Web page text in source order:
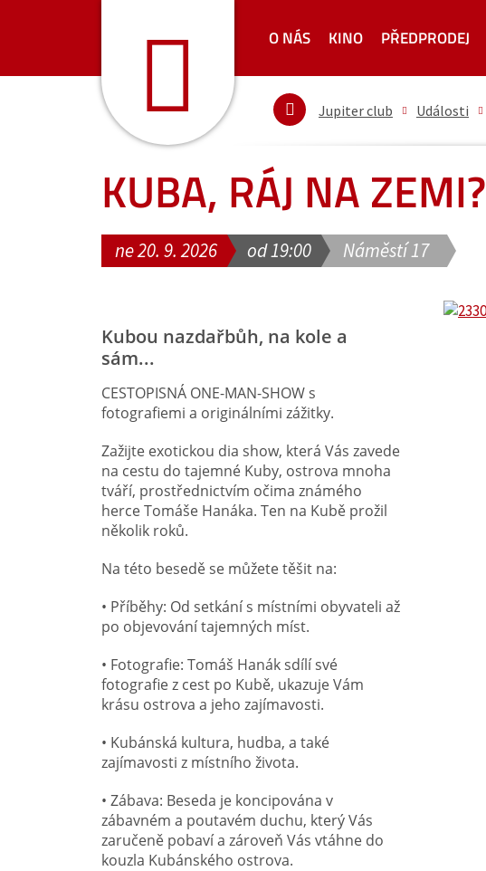
O NÁS KINO PŘEDPRODEJ
Jupiter club Události
KUBA, RÁJ NA ZEMI?
ne 20. 9. 2026 od 19:00 Náměstí 17
Kubou nazdařbůh, na kole a
sám...
CESTOPISNÁ ONE-MAN-SHOW s
fotografiemi a originálními zážitky.
Zažijte exotickou dia show, která Vás zavede
na cestu do tajemné Kuby, ostrova mnoha
tváří, prostřednictvím očima známého
herce Tomáše Hanáka. Ten na Kubě prožil
několik roků.
Na této besedě se můžete těšit na:
• Příběhy: Od setkání s místními obyvateli až
po objevování tajemných míst.
• Fotografie: Tomáš Hanák sdílí své
fotografie z cest po Kubě, ukazuje Vám
krásu ostrova a jeho zajímavosti.
• Kubánská kultura, hudba, a také
zajímavosti z místního života.
• Zábava: Beseda je koncipována v
zábavném a poutavém duchu, který Vás
zaručeně pobaví a zároveň Vás vtáhne do
kouzla Kubánského ostrova.